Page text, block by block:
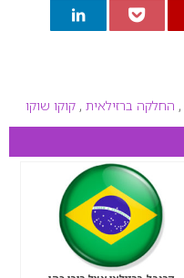
, החלקה ברזילאית , קוקו שוקו